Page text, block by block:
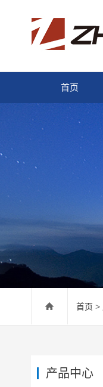
首页
首页 >
产品中心